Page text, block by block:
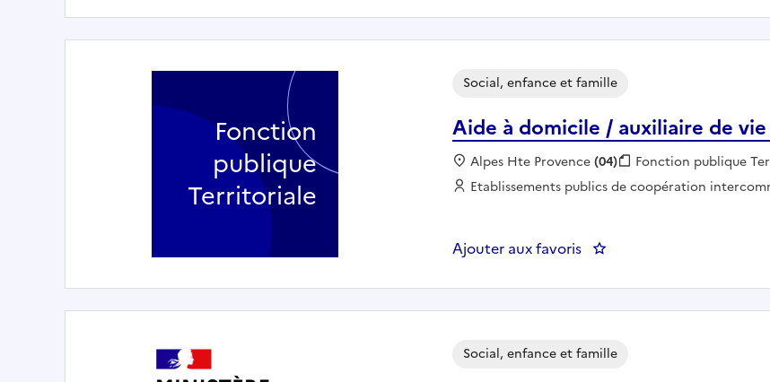
Aide à domicile / auxiliaire de
Social, enfance et famille
Localisation :
Alpes Hte Provence(04) Fonction publique :
Fonction publique
Employeur :
Etablissements publics de coopération
Ajouter aux favoris : Aide à domicile /
Fonction
publique
Territoriale
Social, enfance et famille